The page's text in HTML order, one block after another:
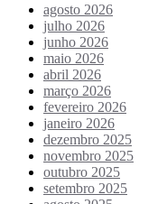
agosto 2026
julho 2026
junho 2026
maio 2026
abril 2026
março 2026
fevereiro 2026
janeiro 2026
dezembro 2025
novembro 2025
outubro 2025
setembro 2025